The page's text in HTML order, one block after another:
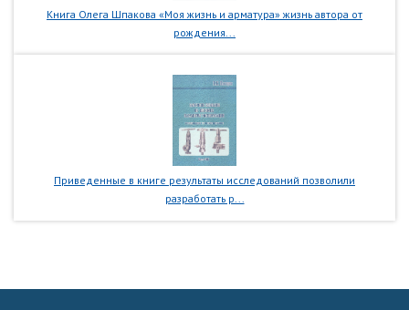
Книга Олега Шпакова «Моя жизнь и арматура» жизнь автора от
рождения...
Приведенные в книге результаты исследований позволили
разработать р...